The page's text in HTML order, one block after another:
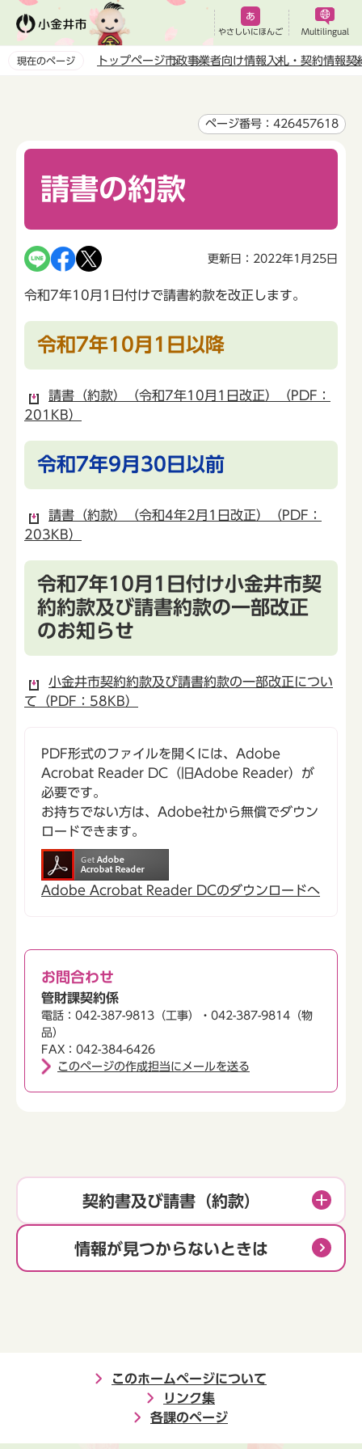
ペ
やさしいにほんご Multilingual
現在のページ トップページ市政事業者向け情報 入札・契約情報契
ページ番号：426457618
請書の約款
更新日：2022年1月25日
令和7年10月1日付けで請書約款を改正します。
令和7年10月1日以降
請書（約款）（令和7年10月1日改正）（PDF：
201KB）
令和7年9月30日以前
請書（約款）（令和4年2月1日改正）（PDF：
203KB）
令和7年10月1日付け小金井市契
約約款及び請書約款の一部改正
のお知らせ
小金井市契約約款及び請書約款の一部改正につい
て（PDF：58KB）
PDF形式のファイルを開くには、Adobe
Acrobat Reader DC（旧Adobe Reader）が
必要です。
お持ちでない方は、Adobe社から無償でダウン
ロードできます。
Adobe Acrobat Reader DCのダウンロードへ
お問合わせ
管財課契約係
電話：042-387-9813（工事）・042-387-9814（物
品）
FAX：042-384-6426
このページの作成担当にメールを送る
契約書及び請書（約款）
情報が見つからないときは
このホームページについて
リンク集
各課のページ